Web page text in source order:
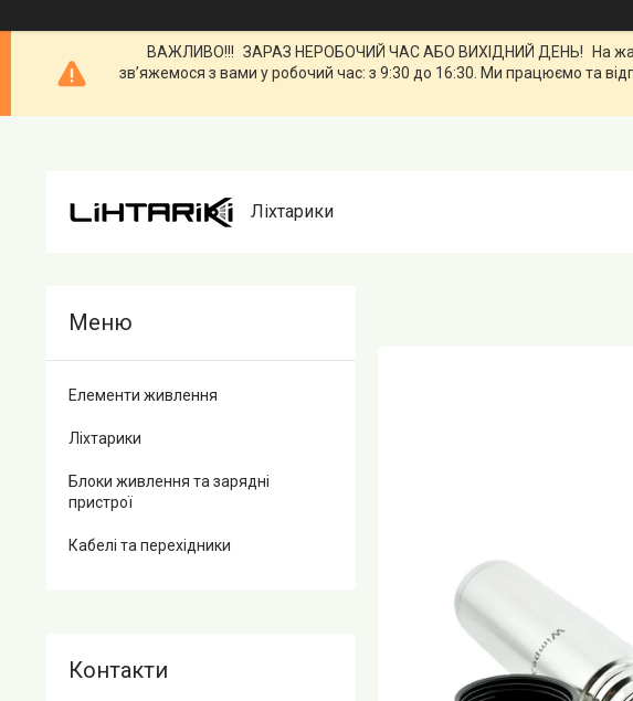
ВАЖЛИВО!!! ЗАРАЗ НЕРОБОЧИЙ ЧАС АБО ВИХІДНИЙ ДЕНЬ! На жаль,
зв’яжемося з вами у робочий час: з 9:30 до 16:30. Ми працюємо та
Ліхтарики
Елементи живлення
Ліхтарики
Блоки живлення та зарядні
пристрої
Кабелі та перехідники